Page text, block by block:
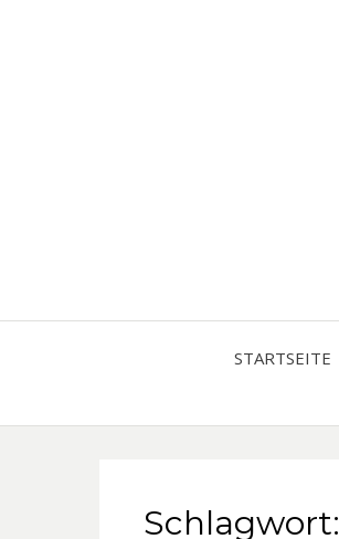
STARTSEITE
Schlagwort: